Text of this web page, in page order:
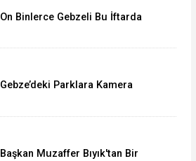
On Binlerce Gebzeli Bu İftarda
Gebze’deki Parklara Kamera
Başkan Muzaffer Bıyık'tan Bir